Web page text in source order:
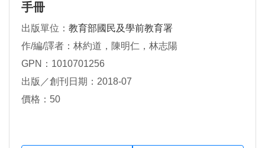
手冊
出版單位： 教育部國民及學前教育署
作/編/譯者：林約道，陳明仁，林志陽
GPN：1010701256
出版／創刊日期：2018-07
價格：50